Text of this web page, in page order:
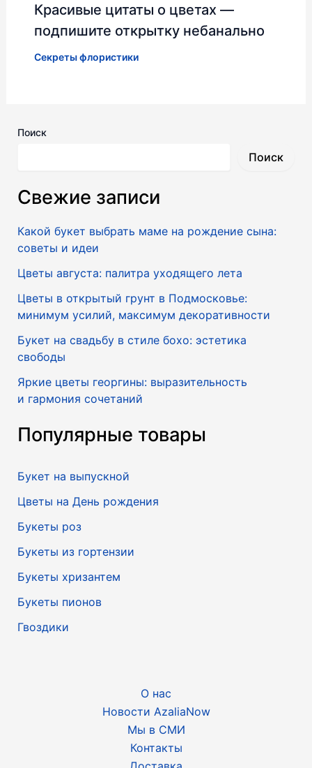
Красивые цитаты о цветах —
подпишите открытку небанально
Секреты флористики
Поиск
Поиск
Свежие записи
Какой букет выбрать маме на рождение сына:
советы и идеи
Цветы августа: палитра уходящего лета
Цветы в открытый грунт в Подмосковье:
минимум усилий, максимум декоративности
Букет на свадьбу в стиле бохо: эстетика
свободы
Яркие цветы георгины: выразительность
и гармония сочетаний
Популярные товары
Букет на выпускной
Цветы на День рождения
Букеты роз
Букеты из гортензии
Букеты хризантем
Букеты пионов
Гвоздики
О нас
Новости AzaliaNow
Мы в СМИ
Контакты